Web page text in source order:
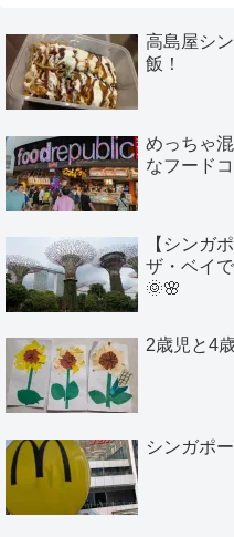
高島屋シ
飯！
めっちゃ
なフード
【シンガ
ザ・ベイ
🌞🌸
2歳児と4
シンガポ